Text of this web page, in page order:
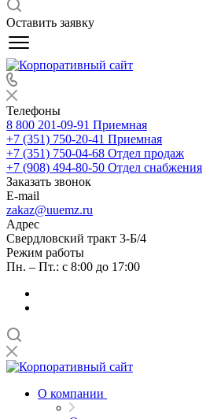
Оставить заявку
Телефоны
8 800 201-09-91 Приемная
+7 (351) 750-20-41 Приемная
+7 (351) 750-04-68 Отдел продаж
+7 (908) 494-80-50 Отдел снабжения
Заказать звонок
E-mail
zakaz@uuemz.ru
Адрес
Свердловский тракт 3-Б/4
Режим работы
Пн. – Пт.: с 8:00 до 17:00
О компании